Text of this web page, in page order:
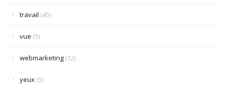
travail (45)
vue (5)
webmarketing (12)
yeux (5)